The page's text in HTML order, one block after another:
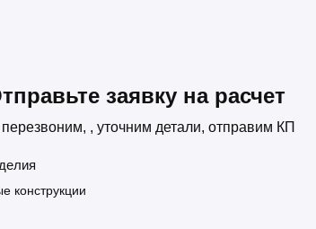
заявку на расчет
, уточним детали, отправим КП
конструкции